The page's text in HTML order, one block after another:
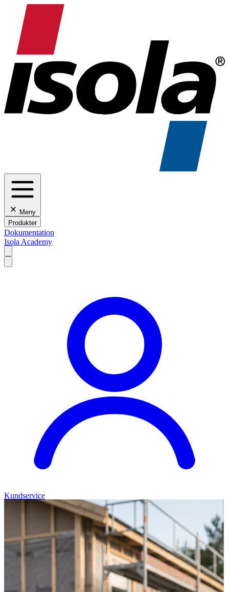
Meny
Produkter
Dokumentation
Isola Academy
Kundservice